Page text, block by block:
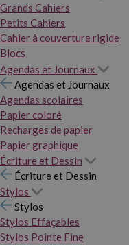
Grands Cahiers
Petits Cahiers
Cahier à couverture rigide
Blocs
Agendas et Journaux
Agendas et Journaux
Agendas scolaires
Papier coloré
Recharges de papier
Papier graphique
Écriture et Dessin
Écriture et Dessin
Stylos
Stylos
Stylos Effaçables
Stylos Pointe Fine